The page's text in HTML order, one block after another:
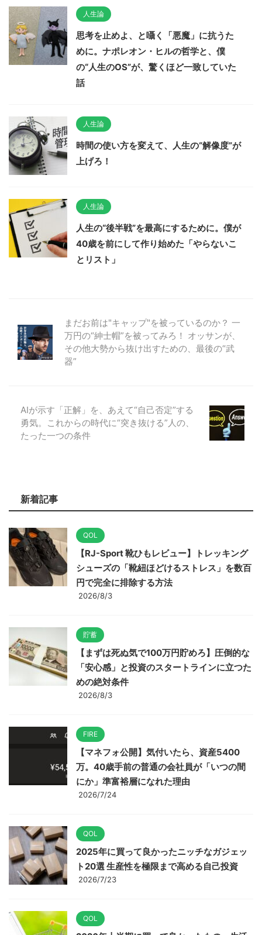
人生論
思考を止めよ、と囁く「悪魔」に抗うた
めに。ナポレオン・ヒルの哲学と、僕
の“人生のOS”が、驚くほど一致していた
話
人生論
時間の使い方を変えて、人生の“解像度”が
上げろ！
人生論
人生の“後半戦”を最高にするために。僕が
40歳を前にして作り始めた「やらないこ
とリスト」
まだお前は"キャップ"を被っているのか？ 一
万円の“紳士帽”を被ってみろ！ オッサンが、
その他大勢から抜け出すための、最後の“武
器”
AIが示す「正解」を、あえて“自己否定”する
勇気。これからの時代に“突き抜ける”人の、
たった一つの条件
新着記事
QOL
【RJ-Sport 靴ひもレビュー】トレッキング
シューズの「靴紐ほどけるストレス」を数百
円で完全に排除する方法
2026/8/3
貯蓄
【まずは死ぬ気で100万円貯めろ】圧倒的な
「安心感」と投資のスタートラインに立つた
めの絶対条件
2026/8/3
FIRE
【マネフォ公開】気付いたら、資産5400
万。40歳手前の普通の会社員が「いつの間
にか」準富裕層になれた理由
2026/7/24
QOL
2025年に買って良かったニッチなガジェッ
ト20選 生産性を極限まで高める自己投資
2026/7/23
QOL